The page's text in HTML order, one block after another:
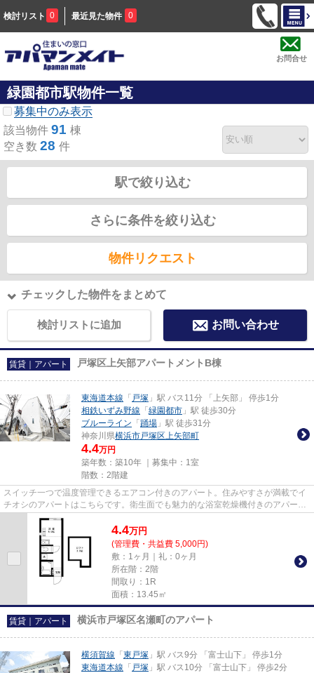
検討リスト 0 最近見た物件 0
お問合せ
緑園都市駅物件一覧
募集中のみ表示
該当物件 91 棟
空き数 28 件
駅で絞り込む
さらに条件を絞り込む
物件リクエスト
チェックした物件をまとめて
検討リストに追加 お問い合わせ
賃貸｜アパート 戸塚区上矢部アパートメントB棟
東海道本線 「 戸塚 」駅 バス11分 「上矢部」 停歩1分
相鉄いずみ野線 「 緑園都市 」駅 徒歩30分
ブルーライン 「 踊場 」駅 徒歩31分
神奈川県横浜市戸塚区上矢部町
4.4万円
築年数：築10年 ｜募集中： 1室
階数：2階建
スイッチ一つで温度管理できるエアコン付きのアパート。住みやすさが満載でイ
チオシのアパートはこちらです。衛生面でも魅力的な浴室乾燥機付きのアパート
となっています。できるだけ...
4.4万円
(管理費・共益費 5,000円)
敷：1ヶ月｜礼：0ヶ月
所在階：2階
間取り：1R
面積：13.45㎡
賃貸｜アパート 横浜市戸塚区名瀬町のアパート
横須賀線 「 東戸塚 」駅 バス9分 「富士山下」 停歩1分
東海道本線 「 戸塚 」駅 バス10分 「富士山下」 停歩2分